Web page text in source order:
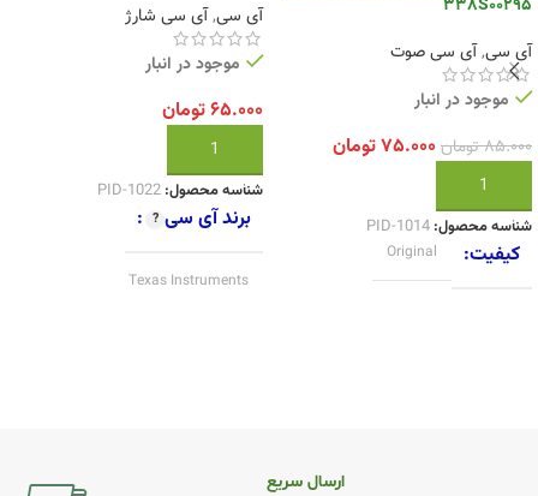
338S00295
آی سی,آی سی صوت
موجود در انبار
۸۵.۰۰۰تومان ۷۵.۰۰۰تومان
افزودن به سبد خرید
شناسه محصول: PID-1014
کیفیت Original
آی سی,آی سی شارژ
موجود در انبار
۶۵.۰۰۰تومان
افزودن به سبد خرید
شناسه محصول: PID-1022
برند آی سی
Texas Instruments
ارسال سریع